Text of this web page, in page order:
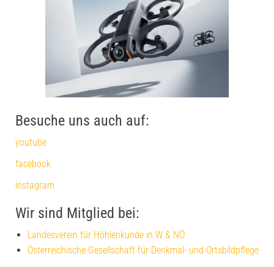
Besuche uns auch auf:
youtube
facebook
instagram
Wir sind Mitglied bei:
Landesverein für Höhlenkunde in W & NÖ
Österreichische Gesellschaft für Denkmal- und Ortsbildpflege